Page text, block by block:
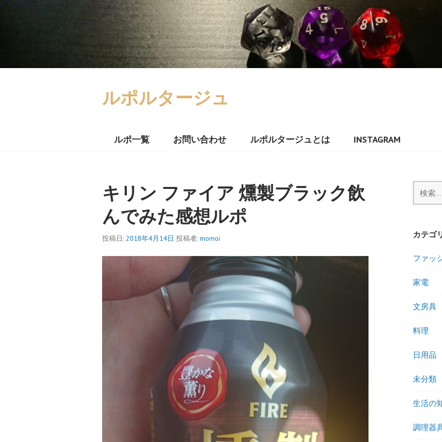
ルポルタージュ
ルポ一覧 お問い合わせ ルポルタージュとは INSTAGRAM
キリン ファイア 燻製ブラック飲
んでみた感想ルポ
投稿日: 2018年4月14日 投稿者: momoi
索:
カテゴ
ファッ
家電
文房具
料理
日用品
未分類
生活の
調理器